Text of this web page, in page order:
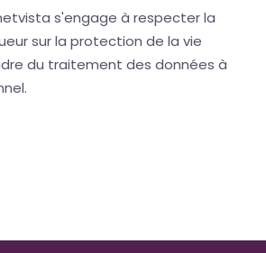
s'engage à respecter la
sur la protection de la vie
du traitement des données à